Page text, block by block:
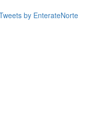
by EnterateNorte